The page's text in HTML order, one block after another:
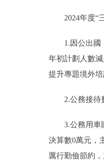
2024年度“
1.因公出國
年初計劃人數
提升專題境外
2.公務接待
3.公務用車
決算數0萬元，
厲行勤儉節約